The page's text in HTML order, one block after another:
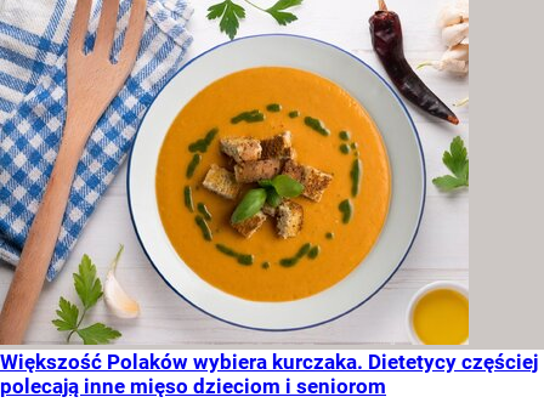
Większość Polaków wybiera kurczaka. Dietetycy częściej
polecają inne mięso dzieciom i seniorom